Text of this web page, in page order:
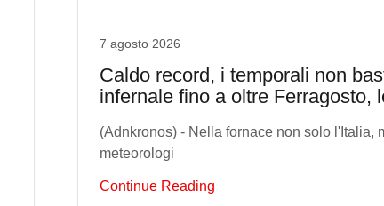
7 agosto 2026
Caldo record, i temporali non
infernale fino a oltre Ferragosto,
(Adnkronos) - Nella fornace non solo l'Italia,
meteorologi
Continue Reading